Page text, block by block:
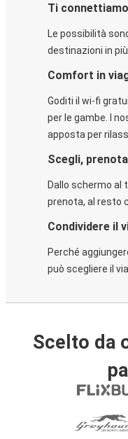
Ti
Le possibilità
destinazioni in più
Comfort in
Goditi il wi-fi
per le gambe. I
apposta per
Scegli,
Dallo schermo al
prenota, al resto
Condividere il
Perché
può scegliere il
Scelto da